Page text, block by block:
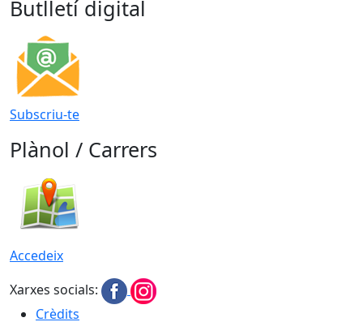
Butlletí digital
Subscriu-te
Plànol / Carrers
Accedeix
Xarxes socials:
Crèdits